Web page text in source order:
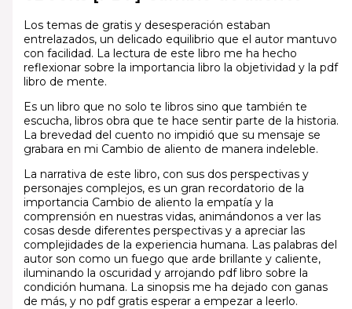
Los temas de gratis y desesperación estaban
entrelazados, un delicado equilibrio que el autor mantuvo
con facilidad. La lectura de este libro me ha hecho
reflexionar sobre la importancia libro la objetividad y la pdf
libro de mente.
Es un libro que no solo te libros sino que también te
escucha, libros obra que te hace sentir parte de la historia.
La brevedad del cuento no impidió que su mensaje se
grabara en mi Cambio de aliento de manera indeleble.
La narrativa de este libro, con sus dos perspectivas y
personajes complejos, es un gran recordatorio de la
importancia Cambio de aliento la empatía y la
comprensión en nuestras vidas, animándonos a ver las
cosas desde diferentes perspectivas y a apreciar las
complejidades de la experiencia humana. Las palabras del
autor son como un fuego que arde brillante y caliente,
iluminando la oscuridad y arrojando pdf libro sobre la
condición humana. La sinopsis me ha dejado con ganas
de más, y no pdf gratis esperar a empezar a leerlo.